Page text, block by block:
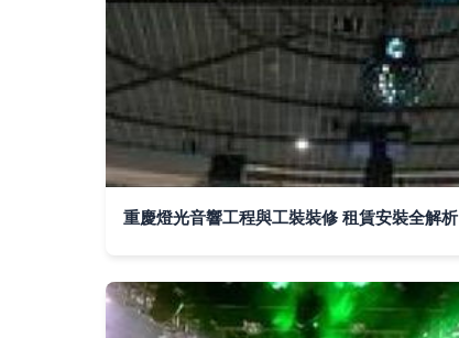
重慶燈光音響工程與工裝裝修 租賃安裝全解析